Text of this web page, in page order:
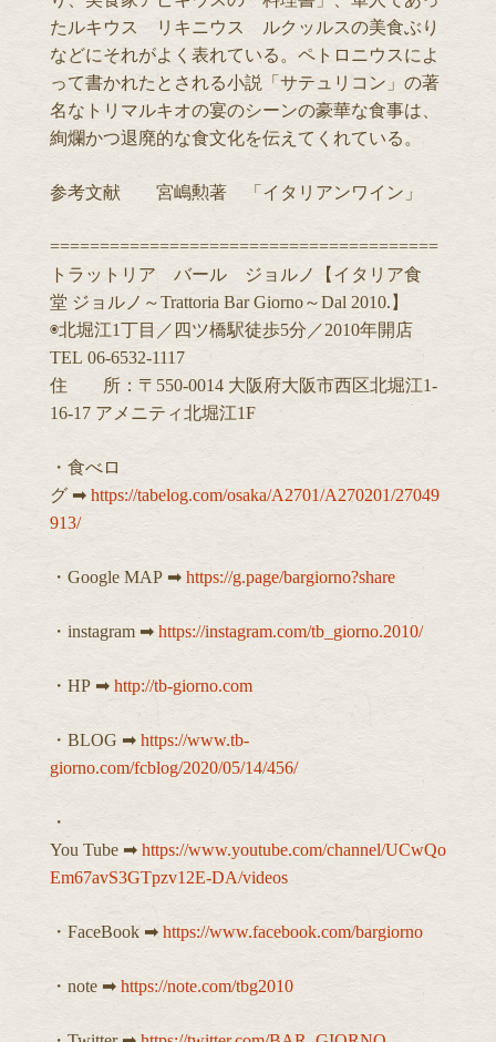
たルキウス リキニウス ルクッルスの美食ぶり
などにそれがよく表れている。ペトロニウスによ
って書かれたとされる小説「サテュリコン」の著
名なトリマルキオの宴のシーンの豪華な食事は、
絢爛かつ退廃的な食文化を伝えてくれている。
参考文献 宮嶋勲著 「イタリアンワイン」
=======================================
トラットリア バール ジョルノ【イタリア食
堂 ジョルノ～Trattoria Bar Giorno～Dal 2010.】
◉北堀江1丁目／四ツ橋駅徒歩5分／2010年開店
TEL 06-6532-1117
住 所：〒550-0014 大阪府大阪市西区北堀江1-
16-17 アメニティ北堀江1F
・食べロ
グ ➡︎ https://tabelog.com/osaka/A2701/A270201/27049
913/
・Google MAP ➡︎ https://g.page/bargiorno?share
・instagram ➡︎ https://instagram.com/tb_giorno.2010/
・HP ➡︎ http://tb-giorno.com
・BLOG ➡︎ https://www.tb-
giorno.com/fcblog/2020/05/14/456/
・
You Tube ➡︎ https://www.youtube.com/channel/UCwQo
Em67avS3GTpzv12E-DA/videos
・FaceBook ➡︎ https://www.facebook.com/bargiorno
・note ➡︎ https://note.com/tbg2010